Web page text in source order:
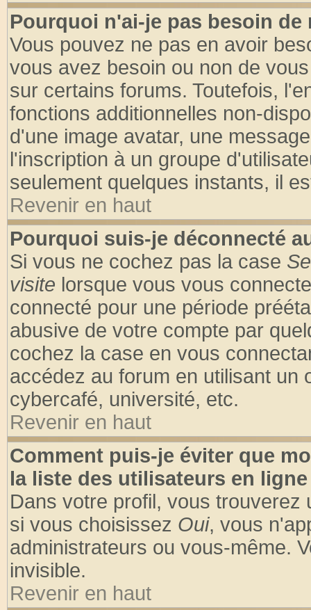
Pourquoi n'ai-je pas besoin de
Vous pouvez ne pas en avoir
vous avez besoin ou non de
sur certains forums. Toutefois,
fonctions additionnelles non-
d'une image avatar, une
l'inscription à un groupe
seulement quelques instants, il
Revenir en haut
Pourquoi suis-je déconnecté
Si vous ne cochez pas la case
visite lorsque vous vous
connecté pour une période
abusive de votre compte par
cochez la case en vous
accédez au forum en utilisant un
cybercafé, université, etc.
Revenir en haut
Comment puis-je éviter que
la liste des utilisateurs en
Dans votre profil, vous trouverez
si vous choisissez Oui, vous
administrateurs ou vous-même.
invisible.
Revenir en haut